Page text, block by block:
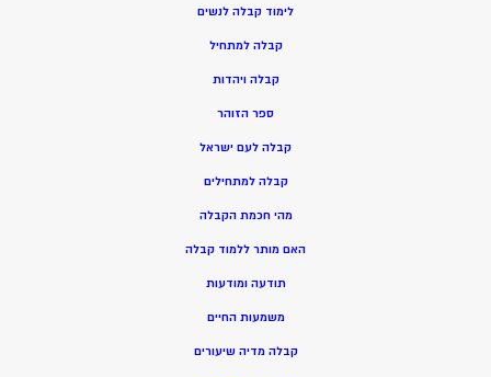
לימוד קבלה לנשים
קבלה למתחיל
קבלה ויהדות
ספר הזוהר
קבלה לעם ישראל
קבלה למתחילים
מהי חכמת הקבלה
האם מותר ללמוד קבלה
תודעה ומודעות
משמעות החיים
קבלה מדיה שיעורים